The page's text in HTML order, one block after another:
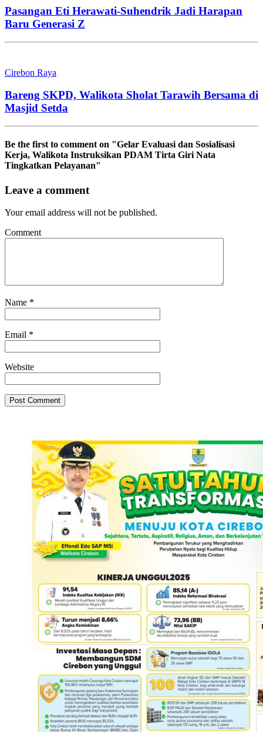
Pasangan Eti Herawati-Suhendrik Jadi Harapan
Baru Generasi Z
Bareng SKPD, Walikota Sholat Tarawih Bersama di
Masjid Setda
Be the first to comment on "Gelar Evaluasi dan Sosialisasi
Kerja, Walikota Instruksikan PDAM Tirta Giri Nata
Your email address will not be published.
Name*
Email*
Website